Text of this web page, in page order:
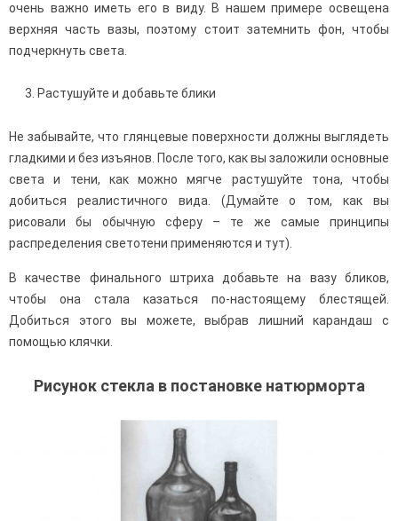
очень важно иметь его в виду. В нашем примере освещена
верхняя часть вазы, поэтому стоит затемнить фон, чтобы
подчеркнуть света.
3. Растушуйте и добавьте блики
Не забывайте, что глянцевые поверхности должны выглядеть
гладкими и без изъянов. После того, как вы заложили основные
света и тени, как можно мягче растушуйте тона, чтобы
добиться реалистичного вида. (Думайте о том, как вы
рисовали бы обычную сферу – те же самые принципы
распределения светотени применяются и тут).
В качестве финального штриха добавьте на вазу бликов,
чтобы она стала казаться по-настоящему блестящей.
Добиться этого вы можете, выбрав лишний карандаш с
помощью клячки.
Рисунок стекла в постановке натюрморта